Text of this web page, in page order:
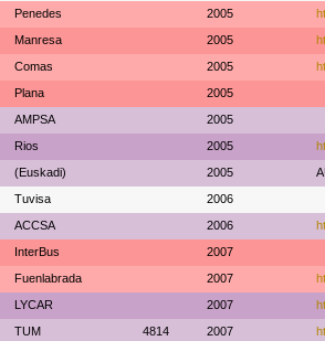
Penedes 2005
Manresa 2005
Comas 2005
Plana 2005
AMPSA 2005
Rios 2005
(Euskadi) 2005
Tuvisa 2006
ACCSA 2006
InterBus 2007
Fuenlabrada 2007
LYCAR 2007
TUM 4814 2007